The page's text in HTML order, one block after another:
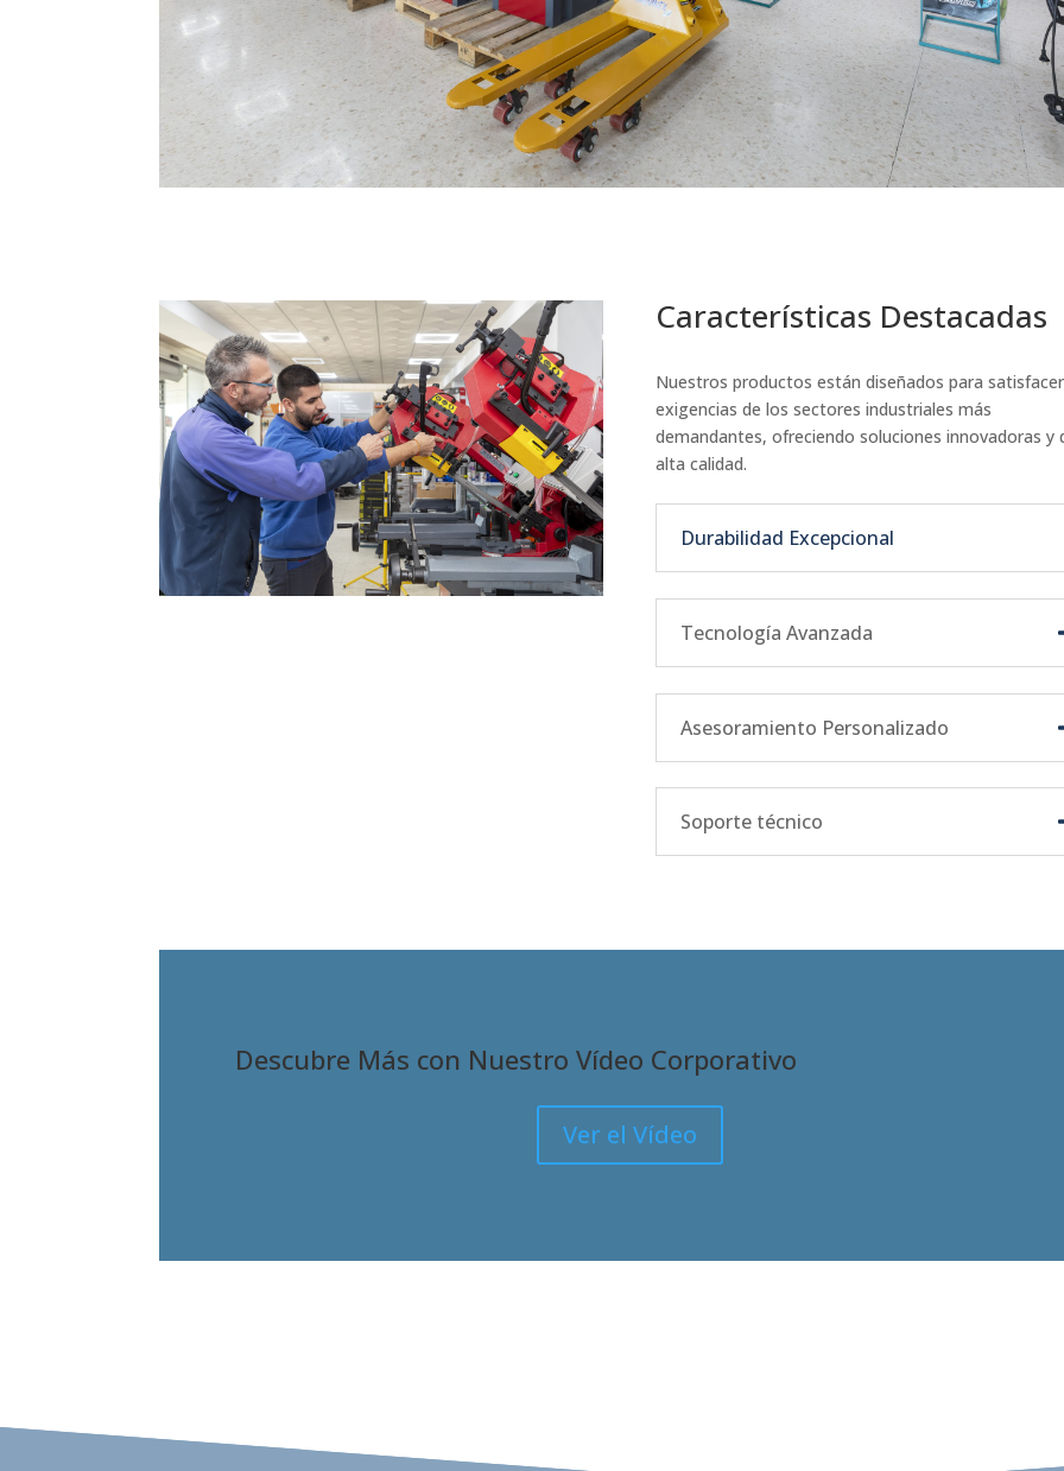
Características Destacadas
Nuestros productos están diseñados para
exigencias de los sectores industriales más
demandantes, ofreciendo soluciones innovadoras y
alta calidad.
Durabilidad Excepcional
Tecnología Avanzada
Asesoramiento Personalizado
Soporte técnico
Descubre Más con Nuestro Vídeo Corporativo
Ver el Vídeo